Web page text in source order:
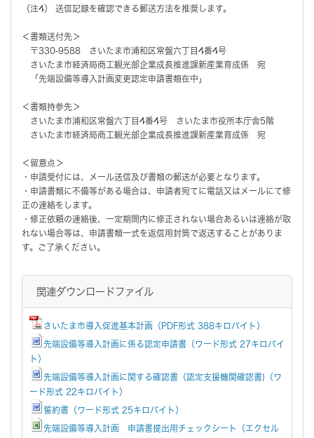
（注4） 送信記録を確認できる郵送方法を推奨します。
＜書類送付先＞
〒330-9588 さいたま市浦和区常盤六丁目4番4号
さいたま市経済局商工観光部企業成長推進課新産業育成係 宛
「先端設備等導入計画変更認定申請書類在中」
＜書類持参先＞
さいたま市浦和区常盤六丁目4番4号 さいたま市役所本庁舎5階
さいたま市経済局商工観光部企業成長推進課新産業育成係 宛
＜留意点＞
・申請受付には、メール送信及び書類の郵送が必要となります。
・申請書類に不備等がある場合は、申請者宛てに電話又はメールにて修
正の連絡をします。
・修正依頼の連絡後、一定期間内に修正されない場合あるいは連絡が取
れない場合等は、申請書類一式を返信用封筒で返送することがありま
す。ご了承ください。
関連ダウンロードファイル
さいたま市導入促進基本計画（PDF形式 388キロバイト）
先端設備等導入計画に係る認定申請書（ワード形式 27キロバイ
ト）
先端設備等導入計画に関する確認書（認定支援機関確認書)（ワ
ード形式 22キロバイト）
誓約書（ワード形式 25キロバイト）
先端設備等導入計画 申請書提出用チェックシート（エクセル